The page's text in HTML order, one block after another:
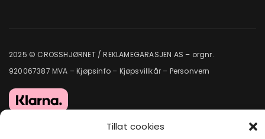
Tillat cookies
2025 © CROSSHJØRNET / REKLAMEGARASJEN AS – orgnr.
920067387 MVA –Kjøpsinfo – Kjøpsvillkår – Personvern